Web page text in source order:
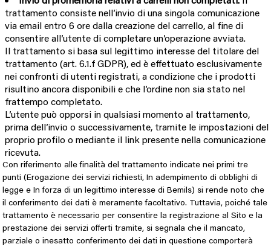
trattamento consiste nell’invio di una singola comunicazione
via email entro 6 ore dalla creazione del carrello, al fine di
consentire all’utente di completare un’operazione avviata.
Il trattamento si basa sul legittimo interesse del titolare del
trattamento (art. 6.1.f GDPR), ed è effettuato esclusivamente
nei confronti di utenti registrati, a condizione che i prodotti
risultino ancora disponibili e che l’ordine non sia stato nel
frattempo completato.
L’utente può opporsi in qualsiasi momento al trattamento,
prima dell’invio o successivamente, tramite le impostazioni del
proprio profilo o mediante il link presente nella comunicazione
ricevuta.
Con riferimento alle finalità del trattamento indicate nei primi tre
punti (Erogazione dei servizi richiesti, In adempimento di obblighi di
legge e In forza di un legittimo interesse di Bemils) si rende noto che
il conferimento dei dati è meramente facoltativo. Tuttavia, poiché tale
trattamento è necessario per consentire la registrazione al Sito e la
prestazione dei servizi offerti tramite, si segnala che il mancato,
parziale o inesatto conferimento dei dati in questione comporterà